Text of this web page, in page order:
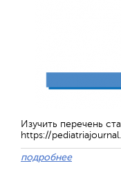
Изучить перечень
https://
подробнее